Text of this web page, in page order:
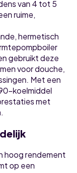
van 4 tot 5
ruime,
hermetisch
gebruikt deze
voor douche,
Met een
koelmiddel
met
hoog rendement
op een